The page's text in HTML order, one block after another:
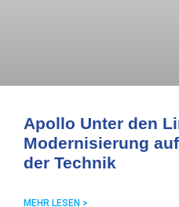
Apollo Unter den
Modernisierung
der Technik
MEHR LESEN >